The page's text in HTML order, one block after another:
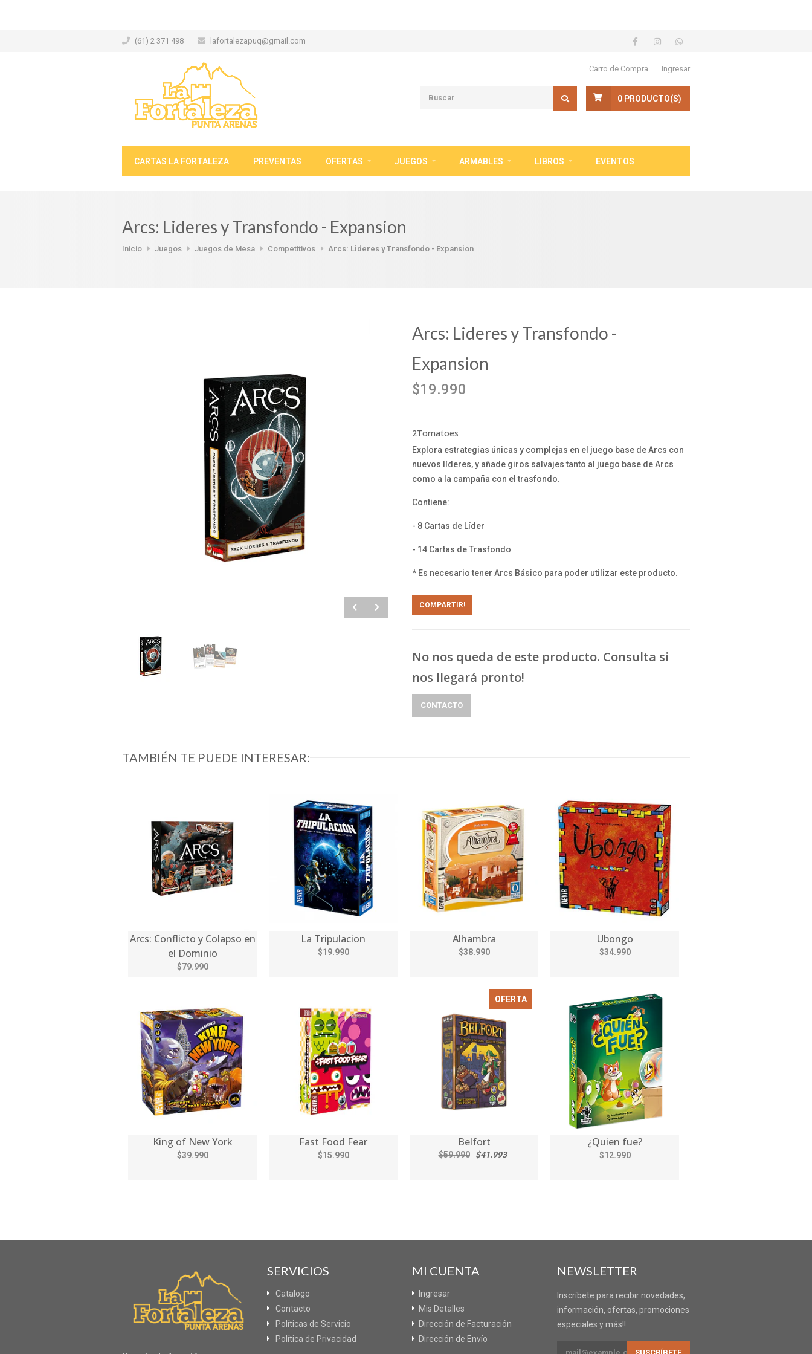
(61) 2 371 498 lafortalezapuq@gmail.com
Carro de Compra Ingresar
0 PRODUCTO(S)
CARTAS LA FORTALEZA PREVENTAS OFERTAS JUEGOS ARMABLES LIBROS EVENTOS
Arcs: Lideres y Transfondo - Expansion
Inicio Juegos Juegos de Mesa Competitivos Arcs: Lideres y Transfondo - Expansion
Arcs: Lideres y Transfondo -
Expansion
$19.990
2Tomatoes
Explora estrategias únicas y complejas en el juego base de Arcs con
nuevos líderes, y añade giros salvajes tanto al juego base de Arcs
como a la campaña con el trasfondo.
Contiene:
- 8 Cartas de Líder
- 14 Cartas de Trasfondo
* Es necesario tener Arcs Básico para poder utilizar este producto.
COMPARTIR!
No nos queda de este producto. Consulta si
nos llegará pronto!
CONTACTO
TAMBIÉN TE PUEDE INTERESAR:
Arcs: Conflicto y Colapso en
el Dominio
$79.990
La Tripulacion
$19.990
Alhambra
$38.990
Ubongo
$34.990
King of New York
$39.990
Fast Food Fear
$15.990
OFERTA
Belfort
$59.990 $41.993
¿Quien fue?
$12.990
SERVICIOS
Catalogo
Contacto
Políticas de Servicio
Política de Privacidad
MI CUENTA
Ingresar
Mis Detalles
Dirección de Facturación
Dirección de Envío
NEWSLETTER
Inscríbete para recibir novedades,
información, ofertas, promociones
especiales y más!!